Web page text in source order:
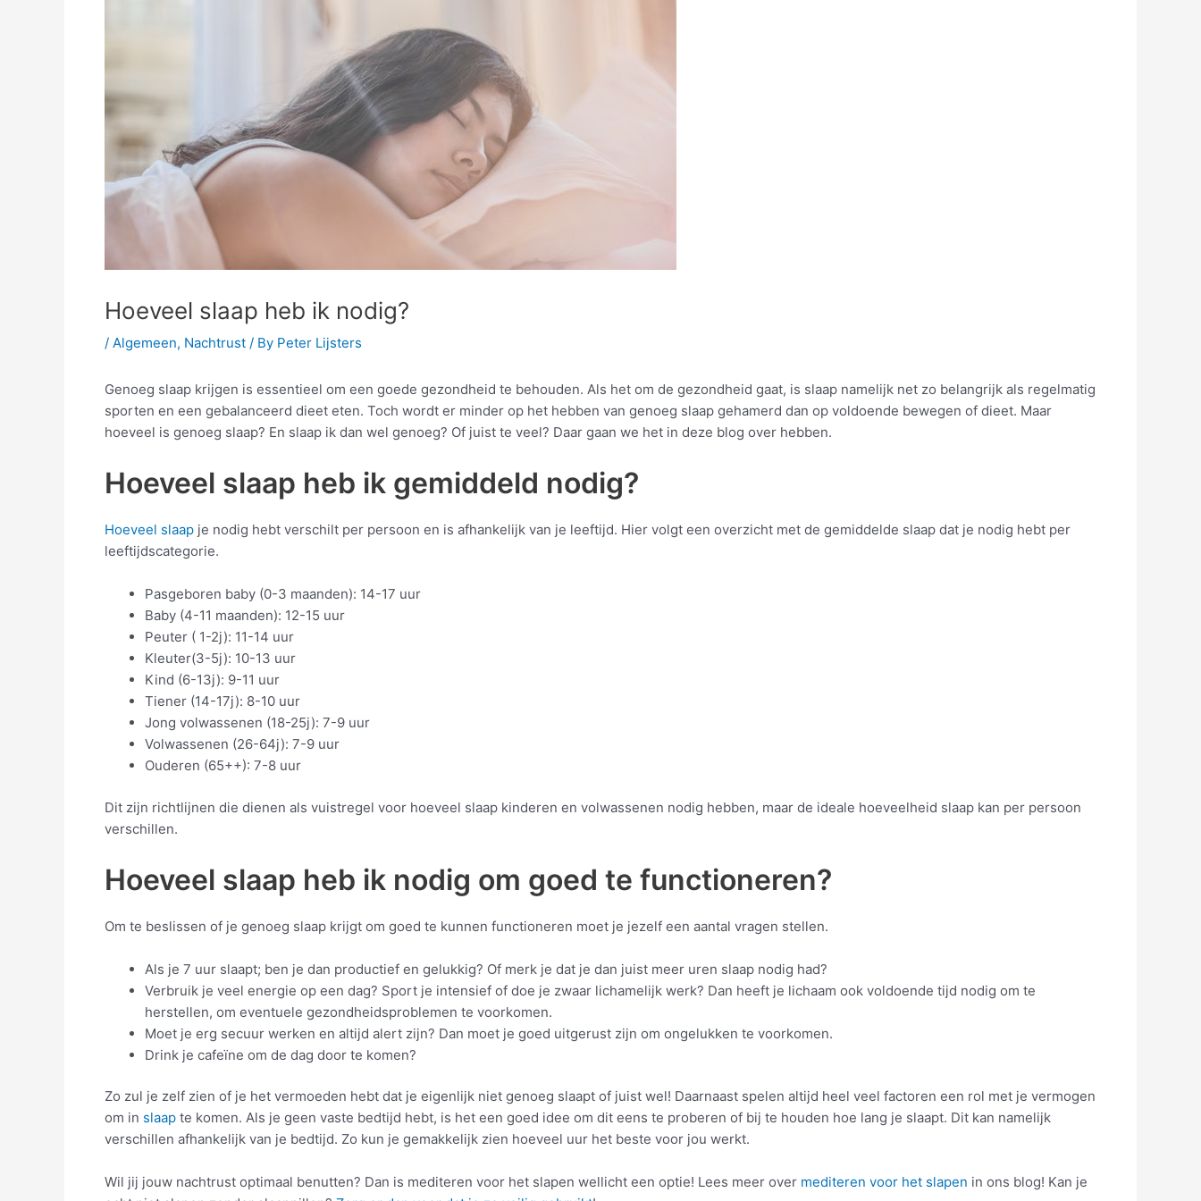
Hoeveel slaap heb ik nodig?
/ Algemeen, Nachtrust / By Peter Lijsters
Genoeg slaap krijgen is essentieel om een goede gezondheid te behouden. Als het om de gezondheid gaat, is slaap namelijk net zo belangrijk als regelmatig
sporten en een gebalanceerd dieet eten. Toch wordt er minder op het hebben van genoeg slaap gehamerd dan op voldoende bewegen of dieet. Maar
hoeveel is genoeg slaap? En slaap ik dan wel genoeg? Of juist te veel? Daar gaan we het in deze blog over hebben.
Hoeveel slaap heb ik gemiddeld nodig?
Hoeveel slaap je nodig hebt verschilt per persoon en is afhankelijk van je leeftijd. Hier volgt een overzicht met de gemiddelde slaap dat je nodig hebt per
leeftijdscategorie.
Pasgeboren baby (0-3 maanden): 14-17 uur
Baby (4-11 maanden): 12-15 uur
Peuter ( 1-2j): 11-14 uur
Kleuter(3-5j): 10-13 uur
Kind (6-13j): 9-11 uur
Tiener (14-17j): 8-10 uur
Jong volwassenen (18-25j): 7-9 uur
Volwassenen (26-64j): 7-9 uur
Ouderen (65++): 7-8 uur
Dit zijn richtlijnen die dienen als vuistregel voor hoeveel slaap kinderen en volwassenen nodig hebben, maar de ideale hoeveelheid slaap kan per persoon
verschillen.
Hoeveel slaap heb ik nodig om goed te functioneren?
Om te beslissen of je genoeg slaap krijgt om goed te kunnen functioneren moet je jezelf een aantal vragen stellen.
Als je 7 uur slaapt; ben je dan productief en gelukkig? Of merk je dat je dan juist meer uren slaap nodig had?
Verbruik je veel energie op een dag? Sport je intensief of doe je zwaar lichamelijk werk? Dan heeft je lichaam ook voldoende tijd nodig om te
herstellen, om eventuele gezondheidsproblemen te voorkomen.
Moet je erg secuur werken en altijd alert zijn? Dan moet je goed uitgerust zijn om ongelukken te voorkomen.
Drink je cafeïne om de dag door te komen?
Zo zul je zelf zien of je het vermoeden hebt dat je eigenlijk niet genoeg slaapt of juist wel! Daarnaast spelen altijd heel veel factoren een rol met je vermogen
om in slaap te komen. Als je geen vaste bedtijd hebt, is het een goed idee om dit eens te proberen of bij te houden hoe lang je slaapt. Dit kan namelijk
verschillen afhankelijk van je bedtijd. Zo kun je gemakkelijk zien hoeveel uur het beste voor jou werkt.
Wil jij jouw nachtrust optimaal benutten? Dan is mediteren voor het slapen wellicht een optie! Lees meer over mediteren voor het slapen in ons blog! Kan je